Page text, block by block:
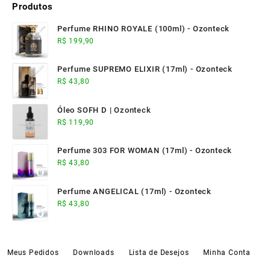
Produtos
Perfume RHINO ROYALE (100ml) - Ozonteck
R$ 199,90
Perfume SUPREMO ELIXIR (17ml) - Ozonteck
R$ 43,80
Óleo SOFH D | Ozonteck
R$ 119,90
Perfume 303 FOR WOMAN (17ml) - Ozonteck
R$ 43,80
Perfume ANGELICAL (17ml) - Ozonteck
R$ 43,80
Meus Pedidos Downloads Lista de Desejos Minha Conta